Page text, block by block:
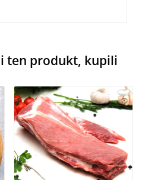
ten produkt, kupili